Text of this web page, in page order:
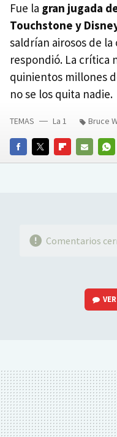
Fue la gran jugada
Touchstone y
saldrían airosos de
respondió. La crítica
quinientos millones
no se los quita nadie.
FACEBOOKTWITTERFLIPBOARD
E-
TEMAS La 1 Bruce
Comentarios
VER